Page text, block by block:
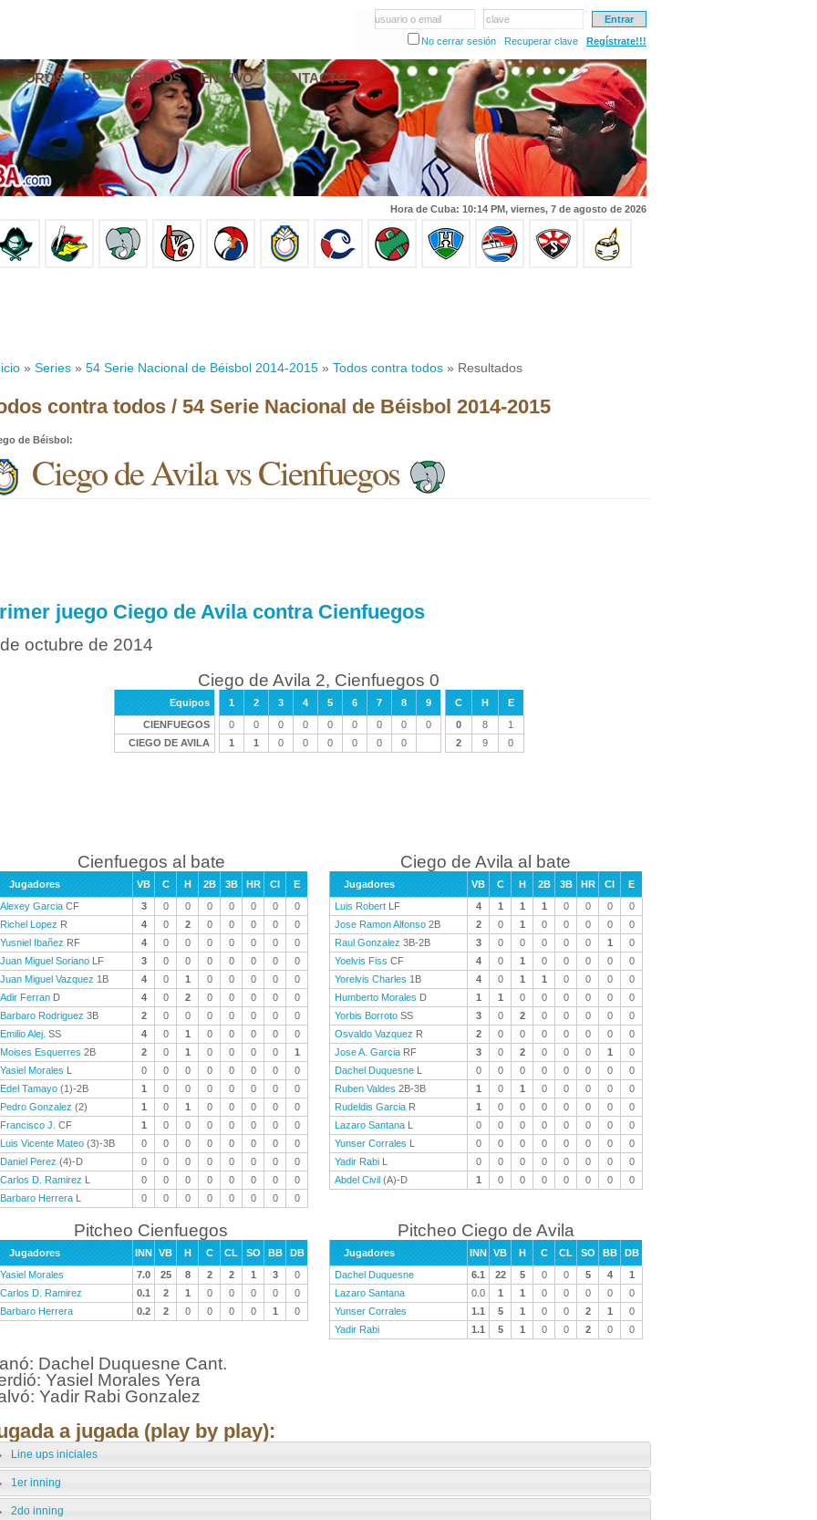
usuario o email
clave
No cerrar sesión
Recuperar clave Regístrate!!!
FOROS PRONÓSTICOS EN VIVO CONTACTO
Hora de Cuba: 10:14 PM, viernes, 7 de agosto de 2026
» Series » 54 Serie Nacional de Béisbol 2014-2015 » Todos contra todos » Resultados
contra todos / 54 Serie Nacional de Béisbol 2014-2015
de Béisbol:
Ciego de Avila vs Cienfuegos
juego Ciego de Avila contra Cienfuegos
octubre de 2014
Ciego de Avila 2, Cienfuegos 0
Equipos 1 2 3 4 5 6 7 8 9 C H
E
CIENFUEGOS
0 0 0 0 0 0 0 0 0 0 8
1
CIEGO DE AVILA
1 1 0 0 0 0 0 0 2 9 0
Cienfuegos al bate
Jugadores VB C H 2B 3B HR CI
E
Alexey Garcia CF 3 0 0 0 0 0 0
0
Richel Lopez R 4 0 2 0 0 0 0
0
Yusniel Ibañez RF 4 0 0 0 0 0 0
0
Juan Miguel Soriano LF 3 0 0 0 0 0 0
0
Juan Miguel Vazquez 1B 4 0 1 0 0 0 0
0
Adir Ferran D 4 0 2 0 0 0 0
0
Barbaro Rodriguez 3B 2 0 0 0 0 0 0
0
Emilio Alej. SS 4 0 1 0 0 0 0
0
Moises Esquerres 2B 2 0 1 0 0 0 0
1
Yasiel Morales L 0 0 0 0 0 0 0
0
Edel Tamayo (1)-2B 1 0 0 0 0 0 0
0
Pedro Gonzalez (2) 1 0 1 0 0 0 0
0
Francisco J. CF 1 0 0 0 0 0 0
0
Luis Vicente Mateo (3)-3B 0 0 0 0 0 0 0
0
Daniel Perez (4)-D 0 0 0 0 0 0 0
0
Carlos D. Ramirez L 0 0 0 0 0 0 0
0
Barbaro Herrera L 0 0 0 0 0 0 0 0
Ciego de Avila al bate
Jugadores VB C H 2B 3B HR CI
E
Luis Robert LF 4 1 1 1 0 0 0
0
Jose Ramon Alfonso 2B 2 0 1 0 0 0 0
0
Raul Gonzalez 3B-2B 3 0 0 0 0 0 1
0
Yoelvis Fiss CF 4 0 1 0 0 0 0
0
Yorelvis Charles 1B 4 0 1 1 0 0 0
0
Humberto Morales D 1 1 0 0 0 0 0
0
Yorbis Borroto SS 3 0 2 0 0 0 0
0
Osvaldo Vazquez R 2 0 0 0 0 0 0
0
Jose A. Garcia RF 3 0 2 0 0 0 1
0
Dachel Duquesne L 0 0 0 0 0 0 0
0
Ruben Valdes 2B-3B 1 0 1 0 0 0 0
0
Rudeldis Garcia R 1 0 0 0 0 0 0
0
Lazaro Santana L 0 0 0 0 0 0 0
0
Yunser Corrales L 0 0 0 0 0 0 0
0
Yadir Rabi L 0 0 0 0 0 0 0
0
Abdel Civil (A)-D 1 0 0 0 0 0 0 0
Pitcheo Cienfuegos
Jugadores INN VB H C CL SO BB
DB
Yasiel Morales
7.0 25 8 2 2 1 3
0
Carlos D. Ramirez
0.1 2 1 0 0 0 0
0
Barbaro Herrera
0.2 2 0 0 0 0 1 0
Pitcheo Ciego de Avila
Jugadores INN VB H C CL SO BB
DB
Dachel Duquesne
6.1 22 5 0 0 5 4
1
Lazaro Santana
0.0 1 1 0 0 0 0
0
Yunser Corrales
1.1 5 1 0 0 2 1
0
Yadir Rabi
1.1 5 1 0 0 2 0 0
Dachel Duquesne Cant.
Yasiel Morales Yera
Yadir Rabi Gonzalez
a jugada (play by play):
Line ups iniciales
1er inning
2do inning